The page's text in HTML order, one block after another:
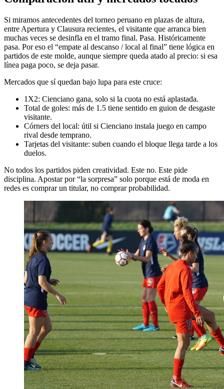
Si miramos antecedentes del torneo peruano en plazas de altura,
entre Apertura y Clausura recientes, el visitante que arranca bien
muchas veces se desinfla en el tramo final. Pasa. Históricamente
pasa. Por eso el “empate al descanso / local al final” tiene lógica en
partidos de este molde, aunque siempre queda atado al precio: si esa
línea paga poco, se deja pasar.
Mercados que sí quedan bajo lupa para este cruce:
1X2: Cienciano gana, solo si la cuota no está aplastada.
Total de goles: más de 1.5 tiene sentido en guion de desgaste
visitante.
Córners del local: útil si Cienciano instala juego en campo
rival desde temprano.
Tarjetas del visitante: suben cuando el bloque llega tarde a los
duelos.
No todos los partidos piden creatividad. Este no. Este pide
disciplina. Apostar por “la sorpresa” solo porque está de moda en
redes es comprar un titular, no comprar probabilidad.